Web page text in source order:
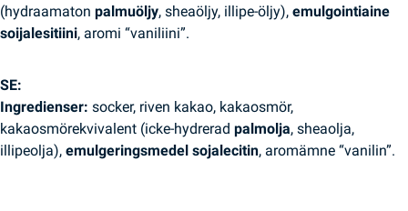
(hydraamaton palmuöljy, sheaöljy, illipe-öljy), emulgointiaine
soijalesitiini, aromi “vaniliini”.
SE:
Ingredienser: socker, riven kakao, kakaosmör,
kakaosmörekvivalent (icke-hydrerad palmolja, sheaolja,
illipeolja), emulgeringsmedel sojalecitin, aromämne “vanilin”.